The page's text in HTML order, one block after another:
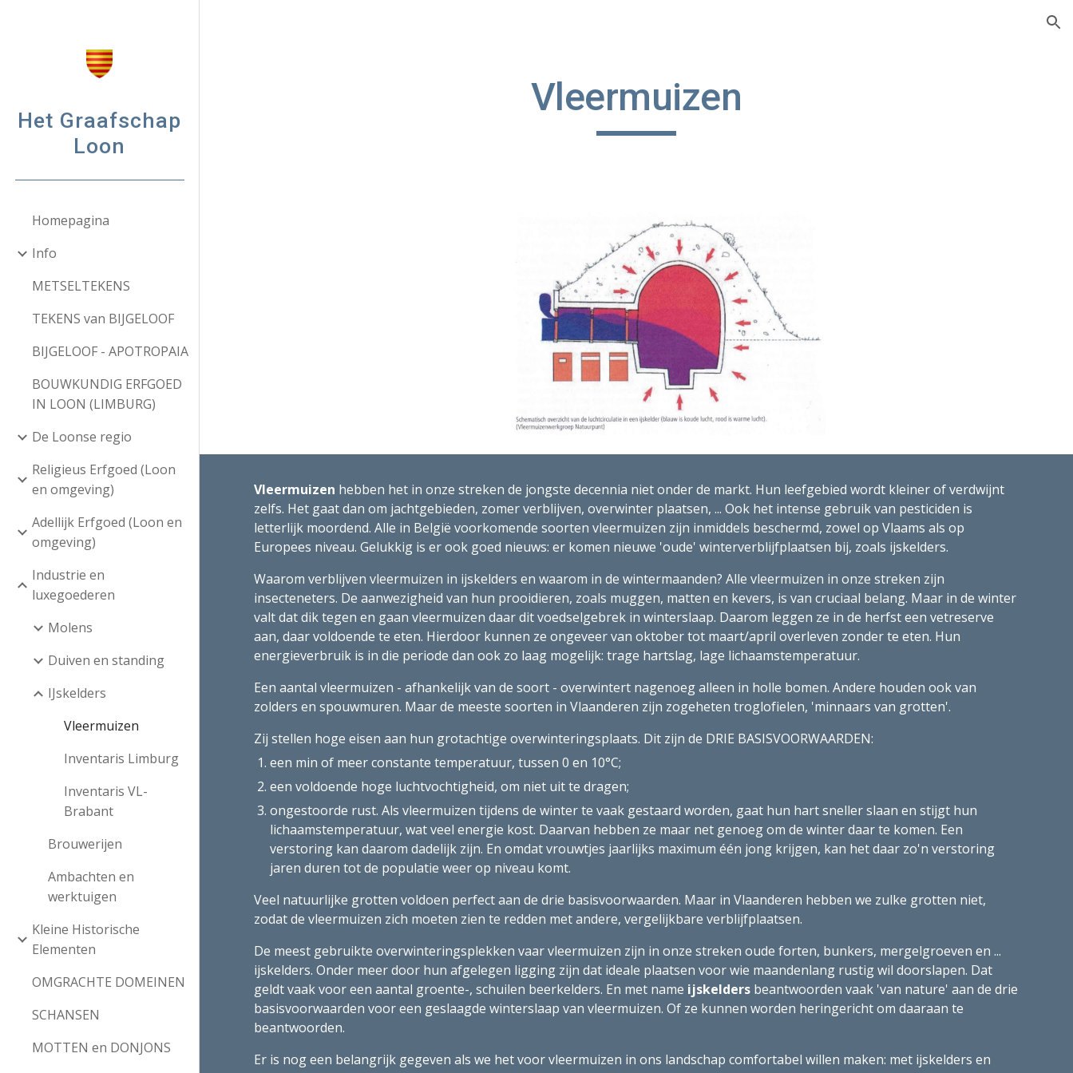
Het Graafschap
Loon
Homepagina
Info
METSELTEKENS
TEKENS van BIJGELOOF
BIJGELOOF - APOTROPAIA
BOUWKUNDIG ERFGOED
IN LOON (LIMBURG)
De Loonse regio
Religieus Erfgoed (Loon
en omgeving)
Adellijk Erfgoed (Loon en
omgeving)
Industrie en
luxegoederen
Molens
Duiven en standing
IJskelders
Vleermuizen
Inventaris Limburg
Inventaris VL-
Brabant
Brouwerijen
Ambachten en
werktuigen
Kleine Historische
Elementen
OMGRACHTE DOMEINEN
SCHANSEN
MOTTEN en DONJONS
Vleermuizen
Vleermuizen hebben het in onze streken de jongste decennia niet onder de markt. Hun leefgebied wordt kleiner of verdwijnt
zelfs. Het gaat dan om jachtgebieden, zomer verblijven, overwinter plaatsen, ... Ook het intense gebruik van pesticiden is
letterlijk moordend. Alle in België voorkomende soorten vleermuizen zijn inmiddels beschermd, zowel op Vlaams als op
Europees niveau. Gelukkig is er ook goed nieuws: er komen nieuwe 'oude' winterverblijfplaatsen bij, zoals ijskelders.
Waarom verblijven vleermuizen in ijskelders en waarom in de wintermaanden? Alle vleermuizen in onze streken zijn
insecteneters. De aanwezigheid van hun prooidieren, zoals muggen, matten en kevers, is van cruciaal belang. Maar in de winter
valt dat dik tegen en gaan vleermuizen daar dit voedselgebrek in winterslaap. Daarom leggen ze in de herfst een vetreserve
aan, daar voldoende te eten. Hierdoor kunnen ze ongeveer van oktober tot maart/april overleven zonder te eten. Hun
energieverbruik is in die periode dan ook zo laag mogelijk: trage hartslag, lage lichaamstemperatuur.
Een aantal vleermuizen - afhankelijk van de soort - overwintert nagenoeg alleen in holle bomen. Andere houden ook van
zolders en spouwmuren. Maar de meeste soorten in Vlaanderen zijn zogeheten troglofielen, 'minnaars van grotten'.
Zij stellen hoge eisen aan hun grotachtige overwinteringsplaats. Dit zijn de DRIE BASISVOORWAARDEN:
een min of meer constante temperatuur, tussen 0 en 10°C;
een voldoende hoge luchtvochtigheid, om niet uit te dragen;
ongestoorde rust. Als vleermuizen tijdens de winter te vaak gestaard worden, gaat hun hart sneller slaan en stijgt hun
lichaamstemperatuur, wat veel energie kost. Daarvan hebben ze maar net genoeg om de winter daar te komen. Een
verstoring kan daarom dadelijk zijn. En omdat vrouwtjes jaarlijks maximum één jong krijgen, kan het daar zo'n verstoring
jaren duren tot de populatie weer op niveau komt.
Veel natuurlijke grotten voldoen perfect aan de drie basisvoorwaarden. Maar in Vlaanderen hebben we zulke grotten niet,
zodat de vleermuizen zich moeten zien te redden met andere, vergelijkbare verblijfplaatsen.
De meest gebruikte overwinteringsplekken vaar vleermuizen zijn in onze streken oude forten, bunkers, mergelgroeven en ...
ijskelders. Onder meer door hun afgelegen ligging zijn dat ideale plaatsen voor wie maandenlang rustig wil doorslapen. Dat
geldt vaak voor een aantal groente-, schuilen beerkelders. En met name ijskelders beantwoorden vaak 'van nature' aan de drie
basisvoorwaarden voor een geslaagde winterslaap van vleermuizen. Of ze kunnen worden heringericht om daaraan te
beantwoorden.
Er is nog een belangrijk gegeven als we het voor vleermuizen in ons landschap comfortabel willen maken: met ijskelders en